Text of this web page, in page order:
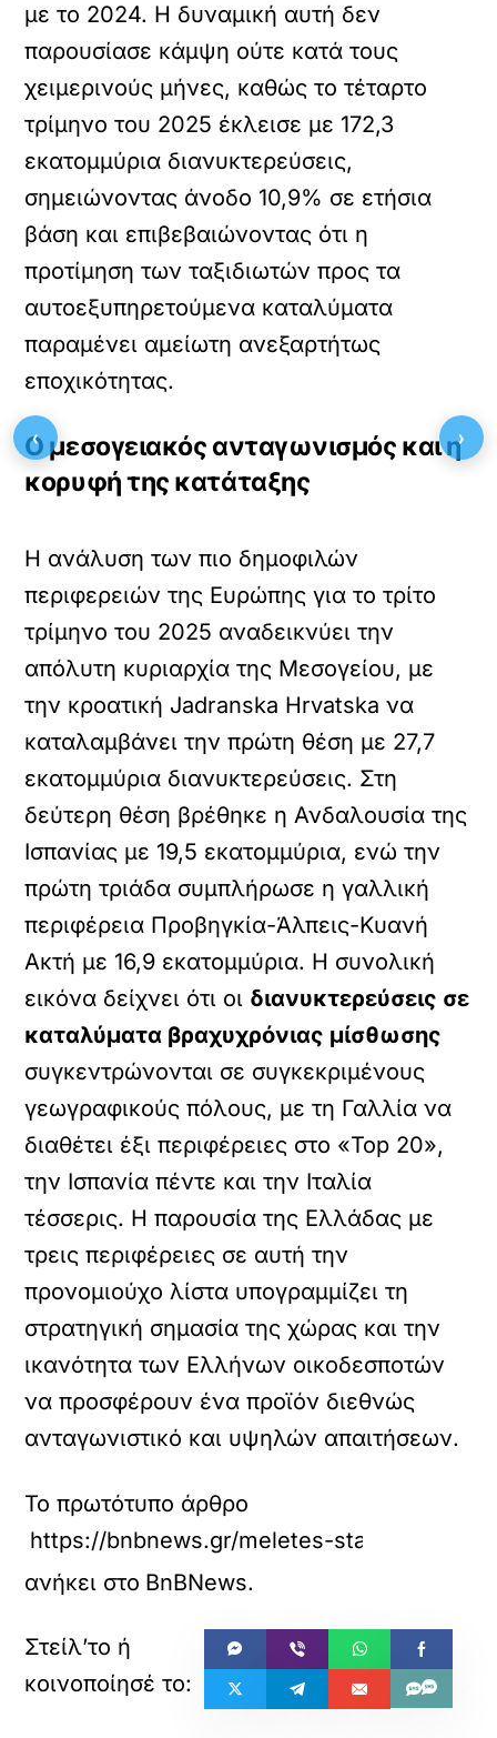
με το 2024. Η δυναμική αυτή δεν
παρουσίασε κάμψη ούτε κατά τους
χειμερινούς μήνες, καθώς το τέταρτο
τρίμηνο του 2025 έκλεισε με 172,3
εκατομμύρια διανυκτερεύσεις,
σημειώνοντας άνοδο 10,9% σε ετήσια
βάση και επιβεβαιώνοντας ότι η
προτίμηση των ταξιδιωτών προς τα
αυτοεξυπηρετούμενα καταλύματα
παραμένει αμείωτη ανεξαρτήτως
εποχικότητας.
Ο μεσογειακός ανταγωνισμός και η
κορυφή της κατάταξης
Η ανάλυση των πιο δημοφιλών
περιφερειών της Ευρώπης για το τρίτο
τρίμηνο του 2025 αναδεικνύει την
απόλυτη κυριαρχία της Μεσογείου, με
την κροατική Jadranska Hrvatska να
καταλαμβάνει την πρώτη θέση με 27,7
εκατομμύρια διανυκτερεύσεις. Στη
δεύτερη θέση βρέθηκε η Ανδαλουσία της
Ισπανίας με 19,5 εκατομμύρια, ενώ την
πρώτη τριάδα συμπλήρωσε η γαλλική
περιφέρεια Προβηγκία-Άλπεις-Κυανή
Ακτή με 16,9 εκατομμύρια. Η συνολική
εικόνα δείχνει ότι οι διανυκτερεύσεις σε
καταλύματα βραχυχρόνιας μίσθωσης
συγκεντρώνονται σε συγκεκριμένους
γεωγραφικούς πόλους, με τη Γαλλία να
διαθέτει έξι περιφέρειες στο «Top 20»,
την Ισπανία πέντε και την Ιταλία
τέσσερις. Η παρουσία της Ελλάδας με
τρεις περιφέρειες σε αυτή την
προνομιούχο λίστα υπογραμμίζει τη
στρατηγική σημασία της χώρας και την
ικανότητα των Ελλήνων οικοδεσποτών
να προσφέρουν ένα προϊόν διεθνώς
ανταγωνιστικό και υψηλών απαιτήσεων.
Το πρωτότυπο άρθρο
https://bnbnews.gr/meletes-statistika/
ανήκει στο BnBNews.
‹ ›